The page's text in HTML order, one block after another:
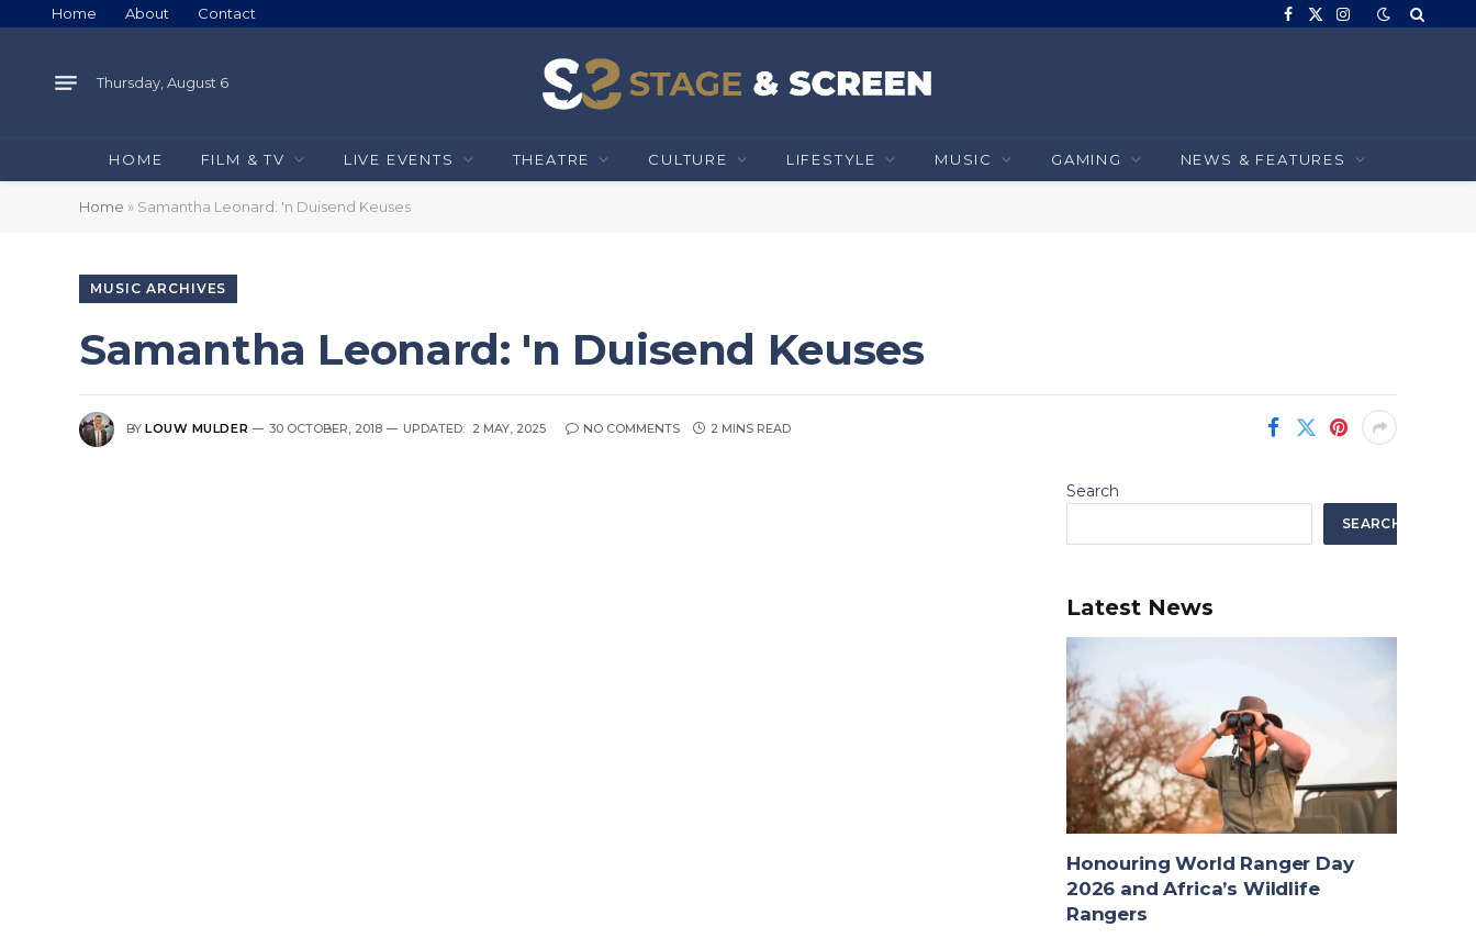
Home About Contact Facebook
X
Instagram
Thursday, August 6
HOME FILM & TV LIVE EVENTS THEATRE CULTURE LIFESTYLE MUSIC GAMING NEWS & FEATURES
Home » Samantha Leonard: 'n Duisend Keuses
MUSIC ARCHIVES
Samantha Leonard: 'n Duisend Keuses
BY LOUW MULDER 30 OCTOBER, 2018 UPDATED: 2 MAY, 2025 NO COMMENTS 2 MINS READ
Search
SEARCH
Latest News
Honouring World Ranger Day
2026 and Africa’s Wildlife
Rangers